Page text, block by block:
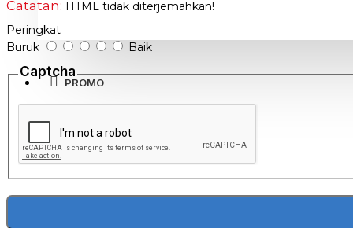
PROMO
Catatan: HTML tidak diterjemahkan!
Peringkat
Buruk
Baik
Captcha